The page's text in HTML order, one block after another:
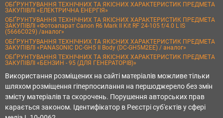
ОБҐРУНТУВАННЯ ТЕХНІЧНИХ ТА ЯКІСНИХ ХАРАКТЕРИСТИК ПРЕДМЕТА
ЗАКУПІВЛІ «ЕЛЕКТРИЧНА ЕНЕРГІЯ»
ОБҐРУНТУВАННЯ ТЕХНІЧНИХ ТА ЯКІСНИХ ХАРАКТЕРИСТИК ПРЕДМЕТА
ЗАКУПІВЛІ «Фотоапарат Canon R6 Mark II Kit RF 24-105 f/4.0 L IS
(5666C029) /аналог»
ОБҐРУНТУВАННЯ ТЕХНІЧНИХ ТА ЯКІСНИХ ХАРАКТЕРИСТИК ПРЕДМЕТА
ЗАКУПІВЛІ «PANASONIC DC-GH5 II Body (DC-GH5M2EE) / аналог»
ОБҐРУНТУВАННЯ ТЕХНІЧНИХ ТА ЯКІСНИХ ХАРАКТЕРИСТИК ПРЕДМЕТА
ЗАКУПІВЛІ «БЕНЗИН - 95 (ДЛЯ ГЕНЕРАТОРІВ)»
Використання розміщених на сайті матеріалів можливе тільки
шляхом розміщення гіперпосилання на першоджерело без змін
змісту матеріалів та скорочень. Порушення авторських прав
карається законом. Ідентифікатор в Реєстрі суб'єктів у сфері